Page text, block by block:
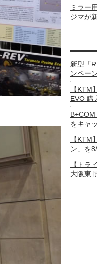
ミラー
ジマが
新型「
ンペー
【KTM
EVO 購
をキャ
【KTM
ン」を
【トラ
大阪東